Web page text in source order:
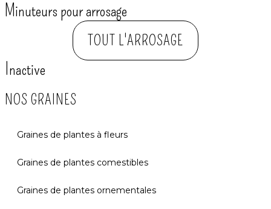
Minuteurs pour arrosage
TOUT L'ARROSAGE
Inactive
NOS GRAINES
Graines de plantes à fleurs
Graines de plantes comestibles
Graines de plantes ornementales